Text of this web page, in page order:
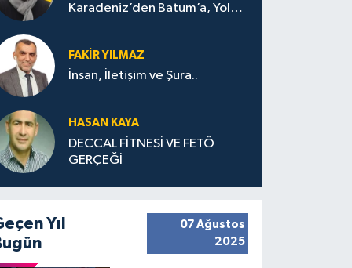
Karadeniz’den Batum’a, Yolun
FAKIR YILMAZ
İnsan, İletişim ve Şura..
HASAN KAYA
DECCAL FİTNESİ VE FETÖ
GERÇEĞİ
Yıl
07 Ağustos
2025